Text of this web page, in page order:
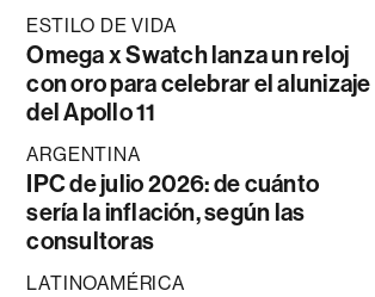
ESTILO DE VIDA
Omega x Swatch lanza un reloj
con oro para celebrar el alunizaje
del Apollo 11
ARGENTINA
IPC de julio 2026: de cuánto
sería la inflación, según las
consultoras
LATINOAMÉRICA